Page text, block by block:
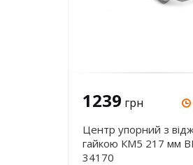
1239 грн
Центр упорний з
гайкою КМ5 217 мм
34170